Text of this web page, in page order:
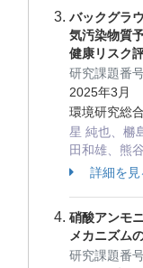
バックグラ
気汚染物質
健康リスク
研究課題番号
2025年3月
環境研究総
星 純也、橳
田和雄、熊
詳細を見
硝酸アンモ
メカニズム
研究課題番号